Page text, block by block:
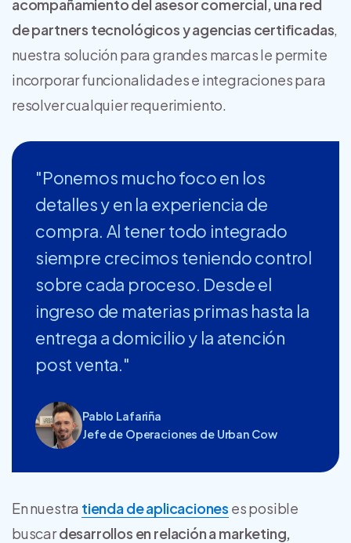
acompañamiento del asesor comercial, una red
de partners tecnológicos y agencias certificadas,
nuestra solución para grandes marcas le permite
incorporar funcionalidades e integraciones para
resolver cualquier requerimiento.
"Ponemos mucho foco en los
detalles y en la experiencia de
compra. Al tener todo integrado
siempre crecimos teniendo control
sobre cada proceso. Desde el
ingreso de materias primas hasta la
entrega a domicilio y la atención
post venta."
Pablo Lafariña
Jefe de Operaciones de Urban Cow
En nuestra tienda de aplicaciones es posible
buscardesarrollos en relación a marketing,